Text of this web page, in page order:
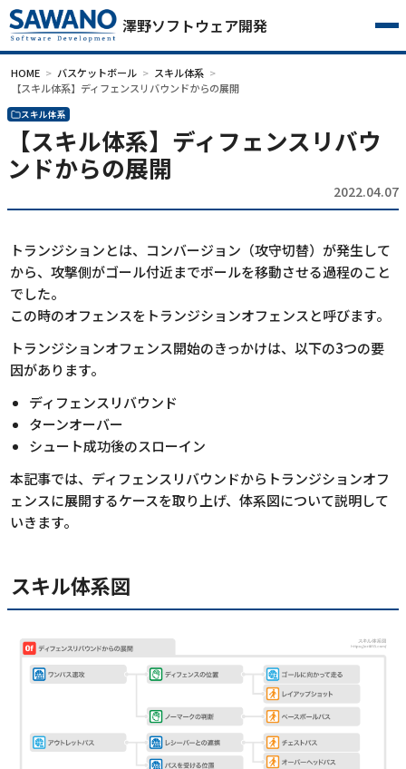
澤野ソフトウェア開発
HOME バスケットボール
スキル体系
【スキル体系】ディフェンスリバウンドからの展開
スキル体系
【スキル体系】ディフェンスリバウ
ンドからの展開
2022.04.07
トランジションとは、コンバージョン（攻守切替）が発生して
から、攻撃側がゴール付近までボールを移動させる過程のこと
でした。
この時のオフェンスをトランジションオフェンスと呼びます。
トランジションオフェンス開始のきっかけは、以下の3つの要
因があります。
ディフェンスリバウンド
ターンオーバー
シュート成功後のスローイン
本記事では、ディフェンスリバウンドからトランジションオフ
ェンスに展開するケースを取り上げ、体系図について説明して
いきます。
スキル体系図